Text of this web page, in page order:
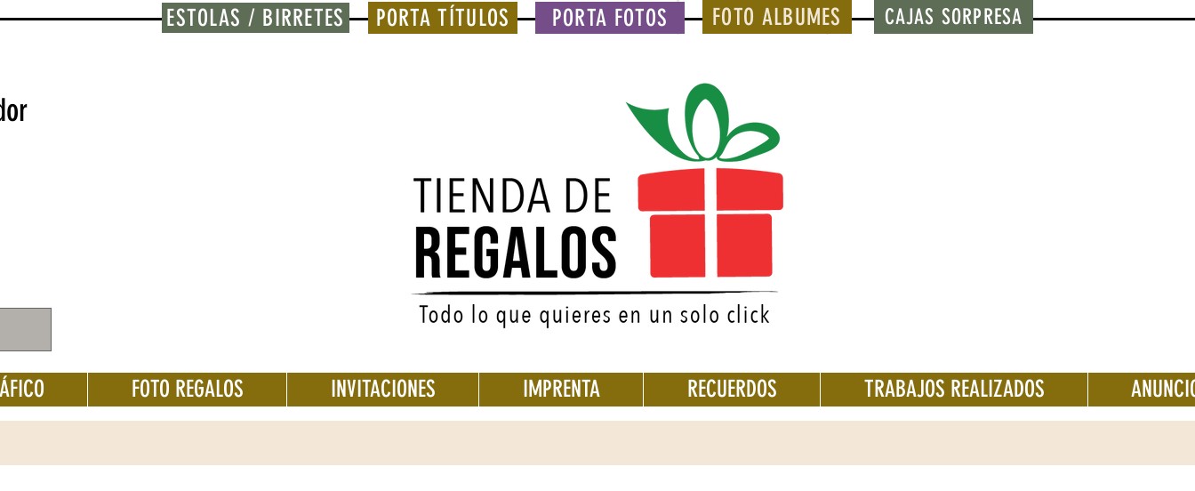
PORTA TÍTULOS FOTO ALBUMES CAJAS SORPRESA
ESTOLAS / BIRRETES PORTA FOTOS
FOTO REGALOS INVITACIONES IMPRENTA RECUERDOS TRABAJOS REALIZADOS